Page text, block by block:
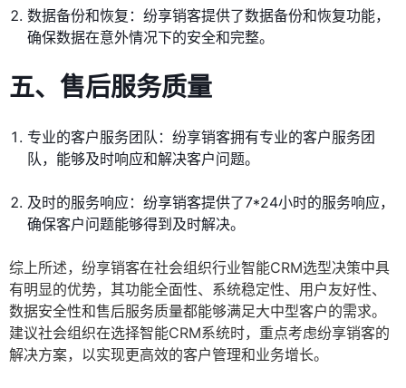
数据备份和恢复：纷享销客提供了数据备份和恢复功能，
确保数据在意外情况下的安全和完整。
五、售后服务质量
专业的客户服务团队：纷享销客拥有专业的客户服务团
队，能够及时响应和解决客户问题。
及时的服务响应：纷享销客提供了7*24小时的服务响应，
确保客户问题能够得到及时解决。
综上所述，纷享销客在社会组织行业智能CRM选型决策中具
有明显的优势，其功能全面性、系统稳定性、用户友好性、
数据安全性和售后服务质量都能够满足大中型客户的需求。
建议社会组织在选择智能CRM系统时，重点考虑纷享销客的
解决方案，以实现更高效的客户管理和业务增长。